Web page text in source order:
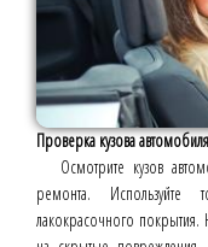
Проверка кузова
Осмотрите кузов
ремонта. Используйте
лакокрасочного покрытия.